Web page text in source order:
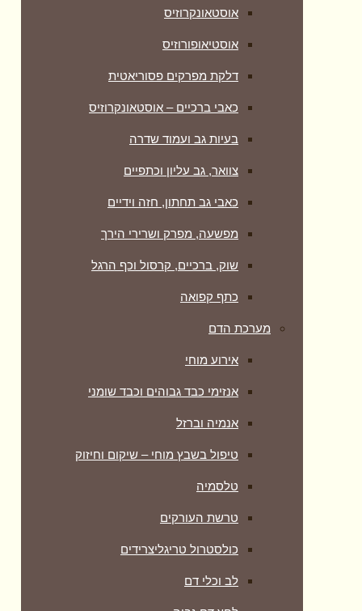
אוסטאונקרוזיס
אוסטיאופורוזיס
דלקת מפרקים פסוריאטית
כאבי ברכיים – אוסטאונקרוזיס
בעיות גב ועמוד שדרה
צוואר, גב עליון וכתפיים
כאבי גב תחתון, חזה וידיים
מפשעה, מפרק ושרירי הירך
שוק, ברכיים, קרסול וכף הרגל
כתף קפואה
מערכת הדם
אירוע מוחי
אנזימי כבד גבוהים וכבד שומני
אנמיה וברזל
טיפול בשבץ מוחי – שיקום וחיזוק
טלסמיה
טרשת העורקים
כולסטרול טריגליצרידים
לב וכלי דם